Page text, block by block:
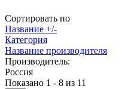
Сортировать по
Название +/-
Категория
Название производителя
Производитель:
Россия
Показано 1 - 8 из 11